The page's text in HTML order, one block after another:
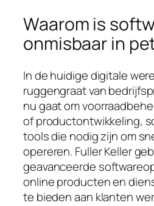
Waarom is
onmisbaar in
In de huidige digitale
ruggengraat van
nu gaat om
of productontwikkeling,
tools die nodig zijn om
opereren. Fuller Keller
geavanceerde
online producten en
te bieden aan klanten